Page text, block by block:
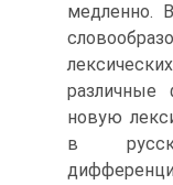
медленно.
новую
в